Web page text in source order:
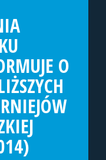
O